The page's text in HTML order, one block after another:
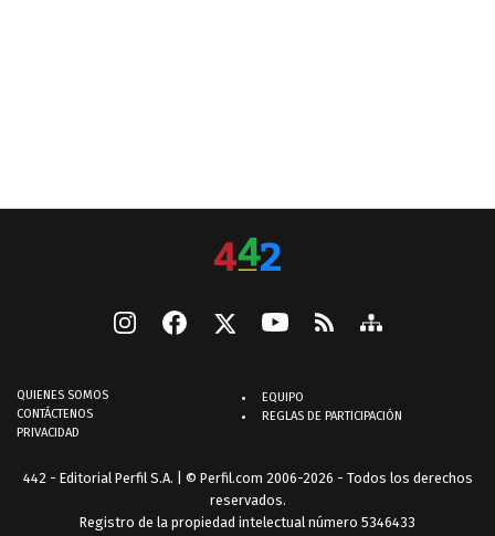
QUIENES SOMOS
CONTÁCTENOS
PRIVACIDAD
EQUIPO
REGLAS DE PARTICIPACIÓN
442 - Editorial Perfil S.A. | © Perfil.com 2006-2026 - Todos los derechos
reservados.
Registro de la propiedad intelectual número 5346433